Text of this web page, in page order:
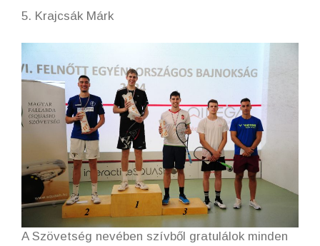
5. Krajcsák Márk
A Szövetség nevében szívből gratulálok minden